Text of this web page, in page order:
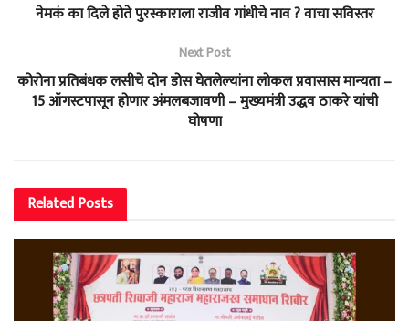
नेमकं का दिले होते पुरस्काराला राजीव गांधीचे नाव ? वाचा सविस्तर
Next Post
कोरोना प्रतिबंधक लसीचे दोन डोस घेतलेल्यांना लोकल प्रवासास मान्यता –
15 ऑगस्टपासून होणार अंमलबजावणी – मुख्यमंत्री उद्धव ठाकरे यांची
घोषणा
RelatedPosts